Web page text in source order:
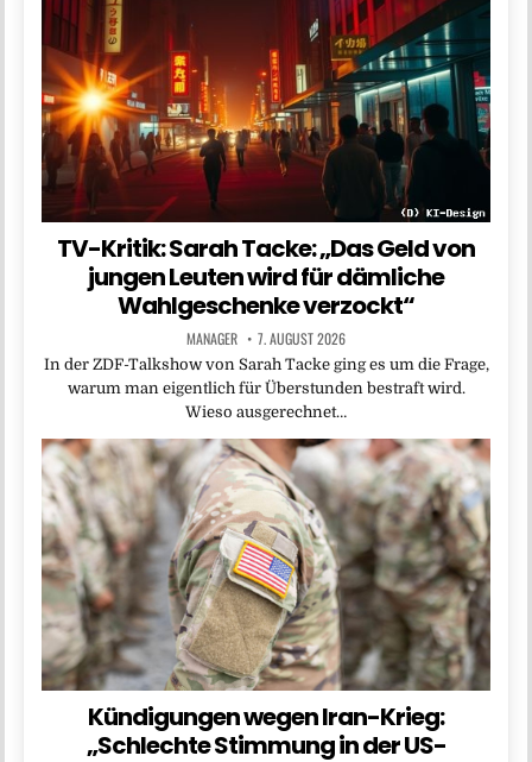
TV-Kritik: Sarah Tacke: „Das Geld von
jungen Leuten wird für dämliche
Wahlgeschenke verzockt“
MANAGER 7. AUGUST 2026
In der ZDF-Talkshow von Sarah Tacke ging es um die Frage,
warum man eigentlich für Überstunden bestraft wird.
Wieso ausgerechnet…
Kündigungen wegen Iran-Krieg:
„Schlechte Stimmung in der US-